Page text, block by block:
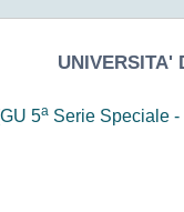
UNIVERSITA'
5aSerie Speciale -